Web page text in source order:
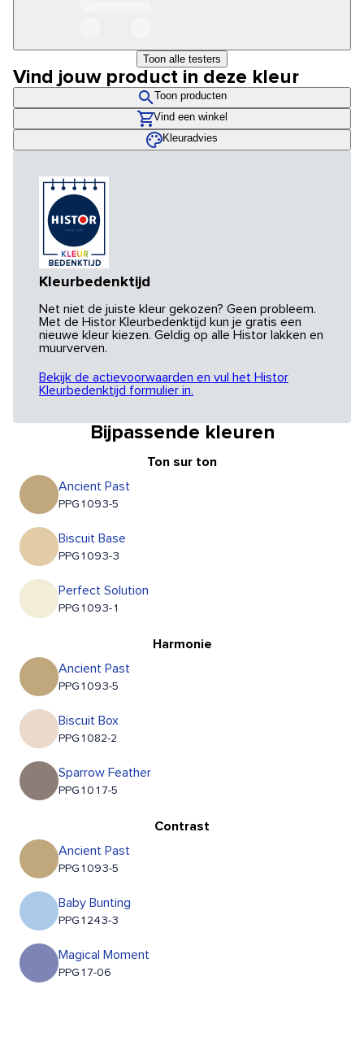
Toon alle testers
Vind jouw product in deze kleur
Toon producten
Vind een winkel
Kleuradvies
Kleurbedenktijd
Net niet de juiste kleur gekozen? Geen probleem.
Met de Histor Kleurbedenktijd kun je gratis een
nieuwe kleur kiezen. Geldig op alle Histor lakken en
muurverven.
Bekijk de actievoorwaarden en vul het Histor
Kleurbedenktijd formulier in.
Bijpassende kleuren
Ton sur ton
Ancient Past
PPG1093-5
Biscuit Base
PPG1093-3
Perfect Solution
PPG1093-1
Harmonie
Ancient Past
PPG1093-5
Biscuit Box
PPG1082-2
Sparrow Feather
PPG1017-5
Contrast
Ancient Past
PPG1093-5
Baby Bunting
PPG1243-3
Magical Moment
PPG17-06